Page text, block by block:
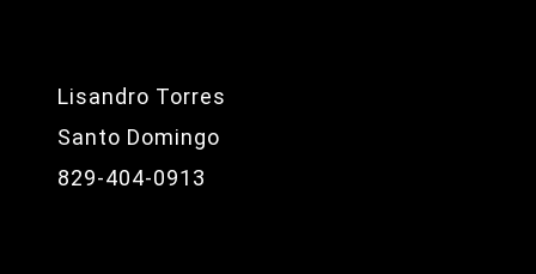
Lisandro Torres
Santo Domingo
829-404-0913